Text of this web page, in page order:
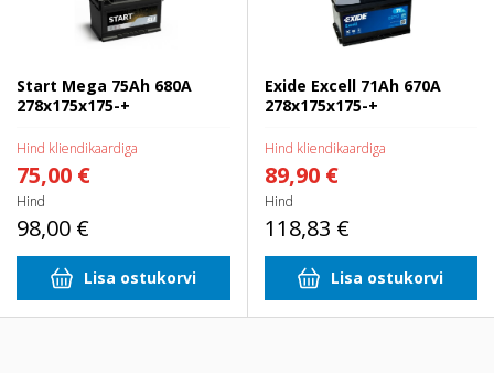
Start Mega 75Ah 680A
278x175x175-+
Hind kliendikaardiga
75,00 €
Hind
98,00 €
Lisa ostukorvi
Exide Excell 71Ah 670A
278x175x175-+
Hind kliendikaardiga
89,90 €
Hind
118,83 €
Lisa ostukorvi